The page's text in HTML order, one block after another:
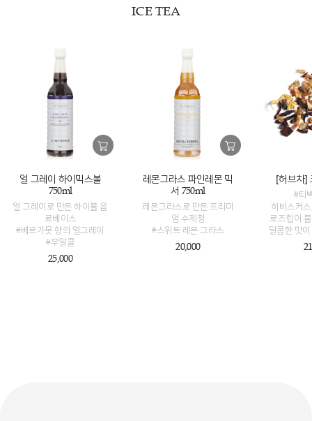
ICE TEA
얼 그레이 하이믹스볼
750ml
얼 그레이로 만든 하이볼 음
료베이스
#베르가못 향의 얼그레이
#무알콜
25,000
레몬그라스 파인레몬 믹
서 750ml
레몬그라스로 만든 프리미
엄 수제청
#스위트 레몬 그라스
20,000
[허브차]
#티
히비스커
로즈힙이
달콤한 맛